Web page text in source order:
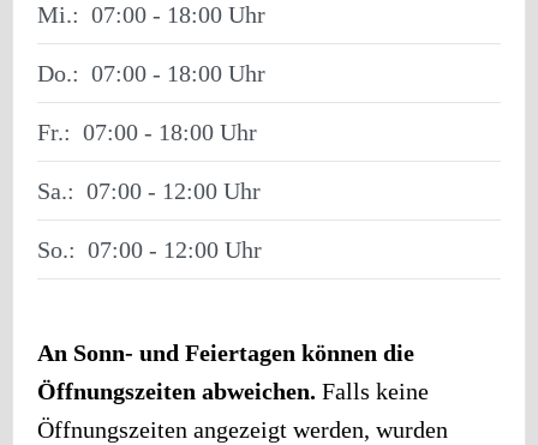
Mi.: 07:00 - 18:00
Do.: 07:00 - 18:00
Fr.: 07:00 - 18:00
Sa.: 07:00 - 12:00
So.: 07:00 - 12:00
An Sonn- und Feiertagen können die
Öffnungszeiten abweichen. Falls keine
Öffnungszeiten angezeigt werden, wurden